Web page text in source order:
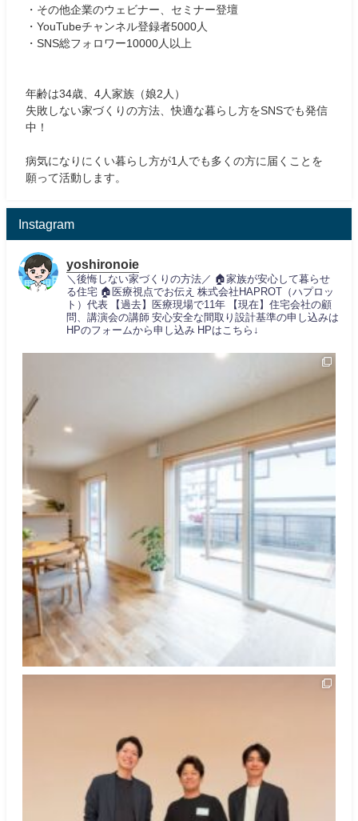
・その他企業のウェビナー、セミナー登壇
・YouTubeチャンネル登録者5000人
・SNS総フォロワー10000人以上
年齢は34歳、4人家族（娘2人）
失敗しない家づくりの方法、快適な暮らし方をSNSでも発信
中！
病気になりにくい暮らし方が1人でも多くの方に届くことを
願って活動します。
Instagram
yoshironoie
＼後悔しない家づくりの方法／ 🏠家族が安心して暮らせ
る住宅 🏠医療視点でお伝え 株式会社HAPROT（ハプロッ
ト）代表 【過去】医療現場で11年 【現在】住宅会社の顧
問、講演会の講師 安心安全な間取り設計基準の申し込みは
HPのフォームから申し込み HPはこちら↓